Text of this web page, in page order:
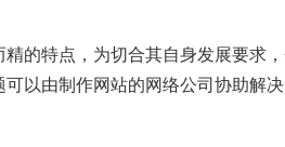
的特点，为切合其自身发展要求
可以由制作网站的网络公司协助解